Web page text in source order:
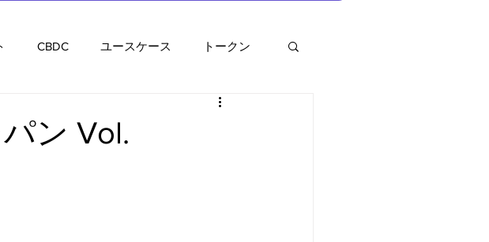
CBDC ユースケース トークン
発
ン Vol.